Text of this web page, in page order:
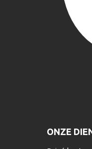
ONZE